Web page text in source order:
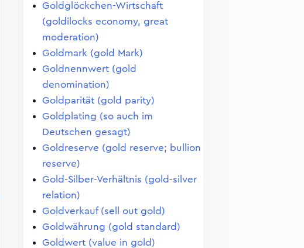
Goldglöckchen-Wirtschaft
(goldilocks economy, great
moderation)
Goldmark (gold Mark)
Goldnennwert (gold
denomination)
Goldparität (gold parity)
Goldplating (so auch im
Deutschen gesagt)
Goldreserve (gold reserve; bullion
reserve)
Gold-Silber-Verhältnis (gold-silver
relation)
Goldverkauf (sell out gold)
Goldwährung (gold standard)
Goldwert (value in gold)